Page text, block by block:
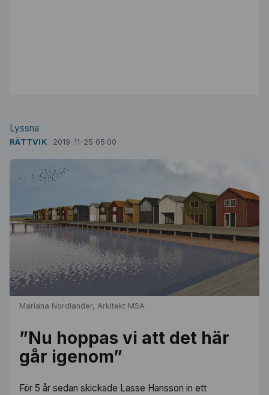
Lyssna
RÄTTVIK 2019-11-25 05:00
Mariana Nordlander, Arkitekt MSA
”Nu hoppas vi att det här
går igenom”
För 5 år sedan skickade Lasse Hansson in ett